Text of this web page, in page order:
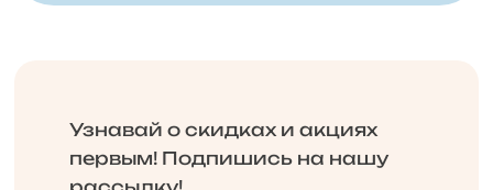
Узнавай о скидках и акциях
первым! Подпишись на нашу